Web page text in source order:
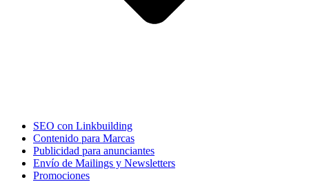
SEO con Linkbuilding
Contenido para Marcas
Publicidad para anunciantes
Envío de Mailings y Newsletters
Promociones